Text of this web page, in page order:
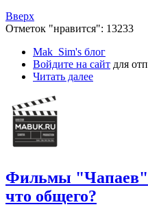
Вверх
Отметок "нравится": 13233
Mak_Sim's блог
Войдите на сайт для
Читать далее
Фильмы "Чапаев"
что общего?